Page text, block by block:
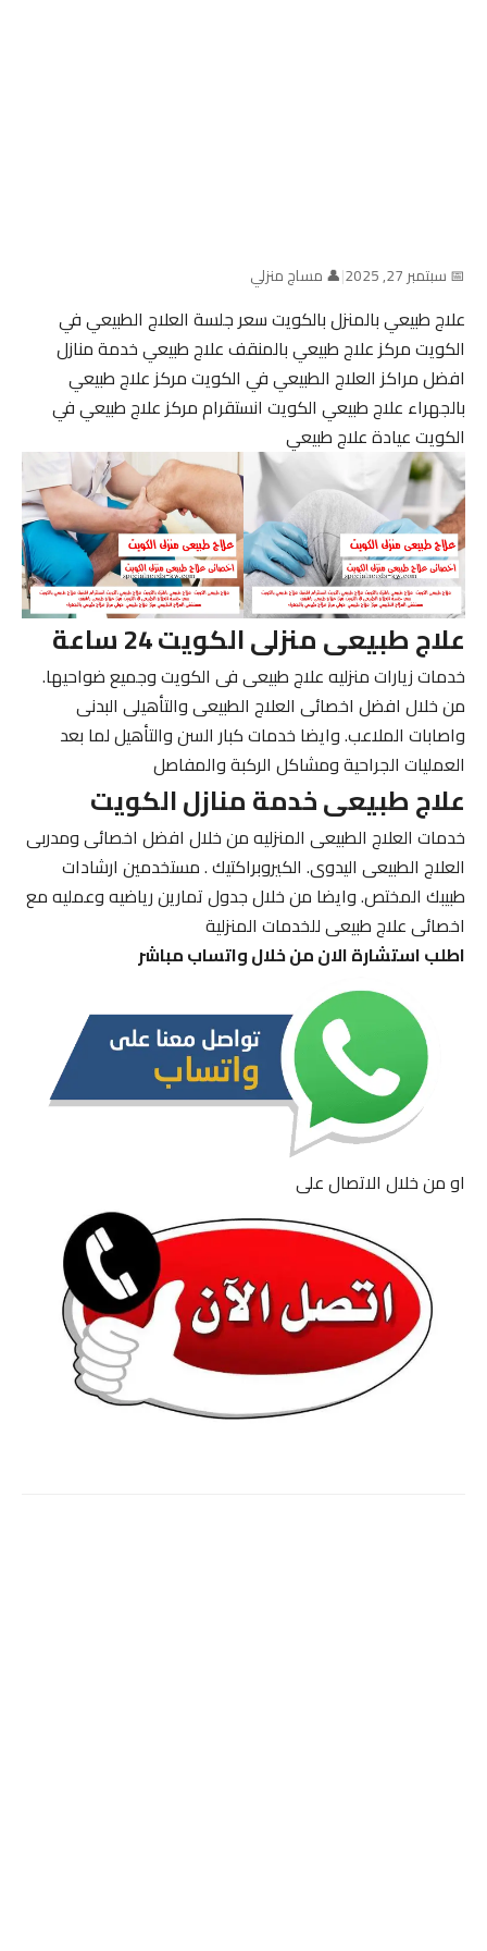
📅 سبتمبر 27, 2025 |👤 مساج منزلي
علاج طبيعي بالمنزل بالكويت سعر جلسة العلاج الطبيعي في
الكويت مركز علاج طبيعي بالمنقف علاج طبيعي خدمة منازل
افضل مراكز العلاج الطبيعي في الكويت مركز علاج طبيعي
بالجهراء علاج طبيعي الكويت انستقرام مركز علاج طبيعي في
الكويت عيادة علاج طبيعي
علاج طبيعى منزلى الكويت 24 ساعة
خدمات زيارات منزليه علاج طبيعى فى الكويت وجميع ضواحيها.
من خلال افضل اخصائى العلاج الطبيعى والتأهيلى البدنى
واصابات الملاعب. وايضا خدمات كبار السن والتأهيل لما بعد
العمليات الجراحية ومشاكل الركبة والمفاصل
علاج طبيعى خدمة منازل الكويت
خدمات العلاج الطبيعى المنزليه من خلال افضل اخصائى ومدربى
العلاج الطبيعى اليدوى. الكيروبراكتيك . مستخدمين ارشادات
طبيبك المختص. وايضا من خلال جدول تمارين رياضيه وعمليه مع
اخصائى علاج طبيعى للخدمات المنزلية
اطلب استشارة الان من خلال واتساب مباشر
او من خلال الاتصال على